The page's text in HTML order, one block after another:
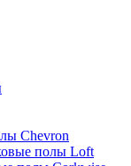
Chevron
полы Loft